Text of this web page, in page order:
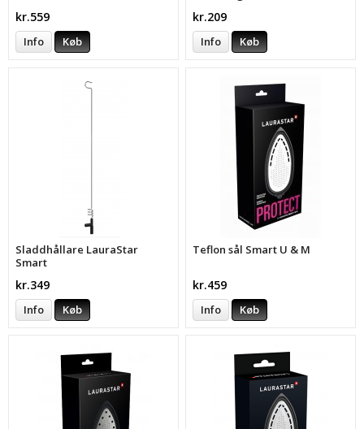
kr.559
Info Køb
kr.209
Info Køb
Sladdhållare LauraStar
Smart
kr.349
Info Køb
Teflon sål Smart U & M
kr.459
Info Køb